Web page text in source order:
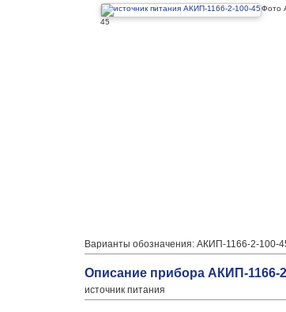
Фото
45
Варианты обозначения: АКИП-1166-2-100-
Описание прибора АКИП-1166-
источник питания